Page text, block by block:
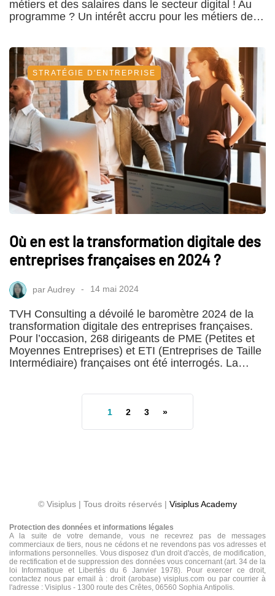
métiers et des salaires dans le secteur digital ! Au
programme ? Un intérêt accru pour les métiers de…
STRATÉGIE D'ENTREPRISE
Où en est la transformation digitale des
entreprises françaises en 2024 ?
parAudrey 14 mai 2024
TVH Consulting a dévoilé le baromètre 2024 de la
transformation digitale des entreprises françaises.
Pour l’occasion, 268 dirigeants de PME (Petites et
Moyennes Entreprises) et ETI (Entreprises de Taille
Intermédiaire) françaises ont été interrogés. La…
1 2 3 »
© Visiplus | Tous droits réservés | Visiplus Academy
Protection des données et informations légales
A la suite de votre demande, vous ne recevrez pas de messages
commerciaux de tiers, nous ne cédons et ne revendons pas vos adresses et
informations personnelles. Vous disposez d'un droit d'accès, de modification,
de rectification et de suppression des données vous concernant (art. 34 de la
loi Informatique et Libertés du 6 Janvier 1978). Pour exercer ce droit,
contactez nous par email à : droit (arobase) visiplus.com ou par courrier à
l'adresse : Visiplus - 1300 route des Crêtes, 06560 Sophia Antipolis.